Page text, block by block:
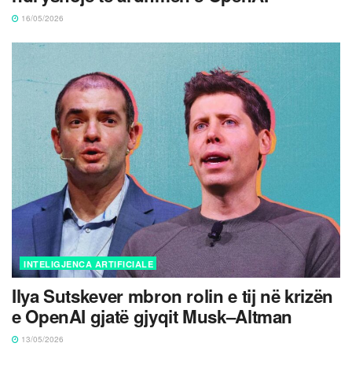
16/05/2026
INTELIGJENCA ARTIFICIALE
Ilya Sutskever mbron rolin e tij në krizën
e OpenAI gjatë gjyqit Musk–Altman
13/05/2026